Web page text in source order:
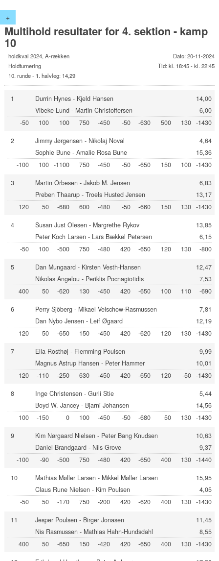
+
Multihold resultater for 4. sektion - kamp
10
holdkval 2024, A-rækken
Holdturnering
10. runde - 1. halvleg: 14,29
Dato: 20-11-2024
Tid: kl. 18:45 - kl. 22:45
1 Durrin Hynes - Kjeld Hansen
14,00
Vibeke Lund - Martin Christoffersen
6,00
-50
100 100 750 -450 -50 -630 500 130 -1430
2 Jimmy Jørgensen - Nikolaj Noval
4,64
Sophie Bune - Amalie Rosa Bune
15,36
-100
100 -1100 750 -450 -50 -650 150 100 -1430
3 Martin Orbesen - Jakob M. Jensen
6,83
Preben Thaarup - Troels Husted Jensen
13,17
120
50 -680 600 -480 -50 -660 150 130 -1430
4 Susan Just Olesen - Margrethe Rykov
13,85
Peter Koch Larsen - Lars Bækkel Petersen
6,15
-50
100 -500 750 -480 420 -650 120 130 -800
5 Dan Mungaard - Kirsten Vesth-Hansen
12,47
Nikolas Angelou - Periklis Pocnagiotidis
7,53
400
50 -620 130 -450 420 -650 100 110 -690
6 Perry Sjöberg - Mikael Velschow-Rasmussen
7,81
Dan Nybo Jensen - Leif Øgaard
12,19
120
50 -650 150 -450 420 -620 120 130 -1430
7 Ella Rosthøj - Flemming Poulsen
9,99
Magnus Astrup Hansen - Peter Hammer
10,01
120
-110 -250 630 -450 420 -650 120 -50 -1430
8 Inge Christensen - Gurli Stie
5,44
Boyd W. Jancey - Bjarni Johansen
14,56
100
-150 0 100 -450 -50 -680 50 130 -1430
9 Kim Nørgaard Nielsen - Peter Bang Knudsen
10,63
Daniel Brandgaard - Nils Grove
9,37
-100
-90 -500 750 -480 420 -650 400 130 -1440
10 Mathias Møller Larsen - Mikkel Møller Larsen
15,95
Claus Rune Nielsen - Kim Poulsen
4,05
-50
50 -170 750 -200 420 -620 400 130 -1430
11 Jesper Poulsen - Birger Jonasen
11,45
Nis Rasmussen - Mathias Hahn-Hundsdahl
8,55
400
50 -650 150 -420 420 -650 400 130 -1430